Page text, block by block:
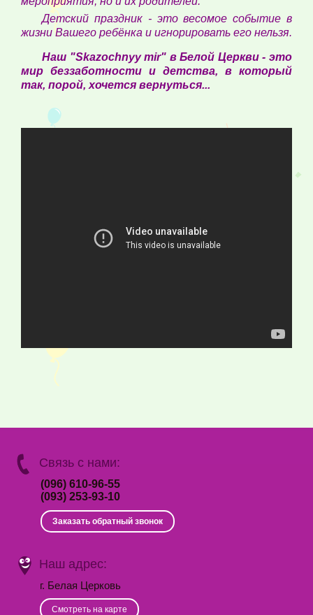
Детский праздник - это весомое событие в
жизни Вашего ребёнка и игнорировать его нельзя.
Наш "Skazochnyy mir" в Белой Церкви - это
мир беззаботности и детства, в который
так, порой, хочется вернуться...
Связь с нами:
(096) 610-96-55
(093) 253-93-10
Заказать обратный звонок
Наш адрес:
г. Белая Церковь
Смотреть на карте